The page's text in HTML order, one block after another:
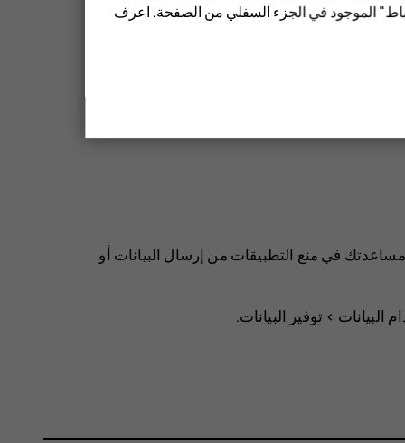
في منع التطبيقات من إرسال البيانات أو
البيانات‬‏‫ > توفير البيانات.
الموجود في الجزء السفلي من الصفحة. اعرف